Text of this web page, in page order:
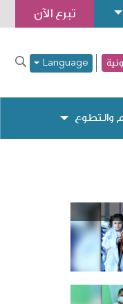
تبرع الآن
Language
والتطوع